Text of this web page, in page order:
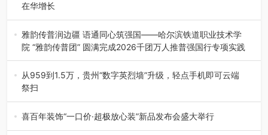
在华增长
融合全球研发实力与本土洞察，深化客户共创，赋能西南市
场创新发展 （7月27日，成…
雅韵传普润边疆 语通同心筑强国——哈尔滨铁道职业技术学
院 “雅韵传普团” 圆满完成2026千团万人推普强国行专项实践
为扎实推进2026“千团万人推普强国行”大学生暑期社会实
践，牢牢紧扣 “雅韵传普…
从959到1.5万，贵州“数字英烈墙”升级，轻点手机即可云端
祭扫
八一建军节到来之际，由贵州省退役军人事务厅指导，贵阳
市退役军人事务局联合贵州广电…
喜百年装饰“一口价·超极放心装”新品发布会盛大举行
2026年7月31日，喜百年装饰“一口价·超极放心装”新品发布